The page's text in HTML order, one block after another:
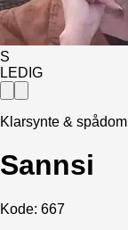
S
LEDIG
Klarsynte & spådom
Sannsi
Kode: 667